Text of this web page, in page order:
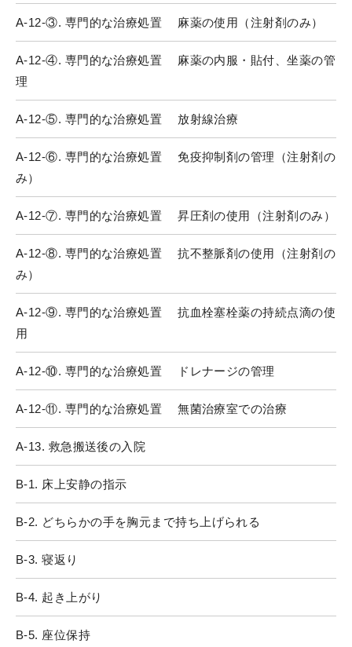
A-12-③. 専門的な治療処置 麻薬の使用（注射剤のみ）
A-12-④. 専門的な治療処置 麻薬の内服・貼付、坐薬の管
理
A-12-⑤. 専門的な治療処置 放射線治療
A-12-⑥. 専門的な治療処置 免疫抑制剤の管理（注射剤の
み）
A-12-⑦. 専門的な治療処置 昇圧剤の使用（注射剤のみ）
A-12-⑧. 専門的な治療処置 抗不整脈剤の使用（注射剤の
み）
A-12-⑨. 専門的な治療処置 抗血栓塞栓薬の持続点滴の使
用
A-12-⑩. 専門的な治療処置 ドレナージの管理
A-12-⑪. 専門的な治療処置 無菌治療室での治療
A-13. 救急搬送後の入院
B-1. 床上安静の指示
B-2. どちらかの手を胸元まで持ち上げられる
B-3. 寝返り
B-4. 起き上がり
B-5. 座位保持